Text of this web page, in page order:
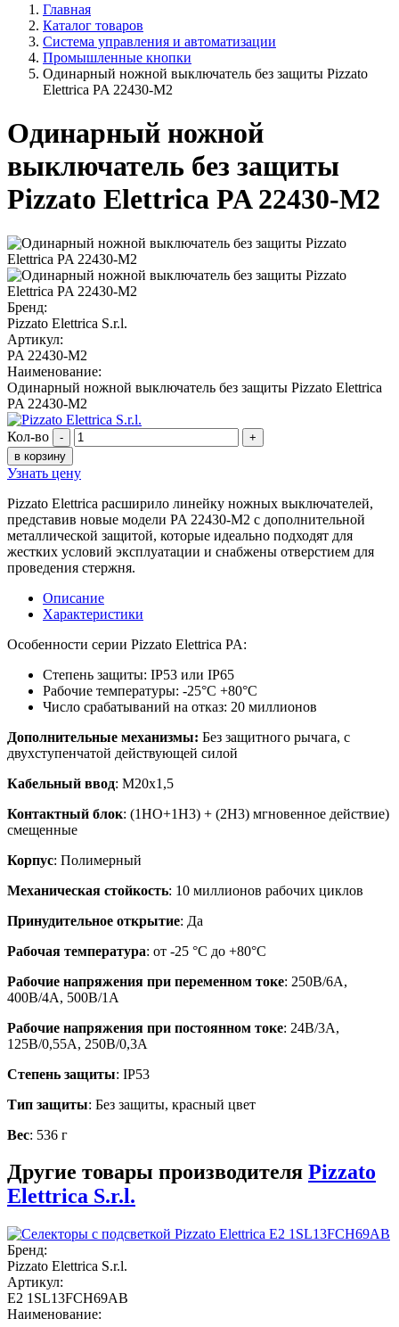
Главная
Каталог товаров
Система управления и автоматизации
Промышленные кнопки
Одинарный ножной выключатель без защиты Pizzato
Elettrica PA 22430-M2
Одинарный ножной
выключатель без защиты
Pizzato Elettrica PA 22430-M2
Бренд:
Pizzato Elettrica S.r.l.
Артикул:
PA 22430-M2
Наименование:
Одинарный ножной выключатель без защиты Pizzato Elettrica
PA 22430-M2
Кол-во -
+
в корзину
Узнать цену
Pizzato Elettrica расширило линейку ножных выключателей,
представив новые модели PA 22430-M2 с дополнительной
металлической защитой, которые идеально подходят для
жестких условий эксплуатации и снабжены отверстием для
проведения стержня.
Описание
Характеристики
Особенности серии Pizzato Elettrica PA:
Степень защиты: IP53 или IP65
Рабочие температуры: -25°С +80°С
Число срабатываний на отказ: 20 миллионов
Дополнительные механизмы: Без защитного рычага, с
двухступенчатой действующей силой
Кабельный ввод: М20х1,5
Контактный блок: (1HO+1Н3) + (2Н3) мгновенное действие)
смещенные
Корпус: Полимерный
Механическая стойкость: 10 миллионов рабочих циклов
Принудительное открытие: Да
Рабочая температура: от -25 °C до +80°C
Рабочие напряжения при переменном токе: 250В/6А,
400В/4А, 500В/1А
Рабочие напряжения при постоянном токе: 24В/3А,
125В/0,55А, 250В/0,3А
Степень защиты: IP53
Тип защиты: Без защиты, красный цвет
Вес: 536 г
Другие товары производителя Pizzato
Elettrica S.r.l.
Бренд:
Pizzato Elettrica S.r.l.
Артикул:
E2 1SL13FCH69AB
Наименование: